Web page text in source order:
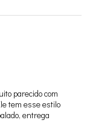
parecido com
tem esse estilo
entrega